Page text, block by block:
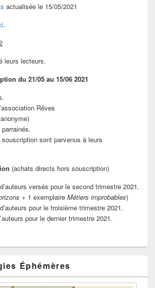
actualisée le 15/05/2021
.
leurs lecteurs.
du 21/05 au 15/06 2021
Rêves
parrainés.
sont parvenus à leurs
(achats directs hors souscription)
versés pour le second trimestre 2021.
+ 1 exemplaire Métiers improbables)
pour le troisième trimestre 2021.
pour le dernier trimestre 2021.
Éphémères